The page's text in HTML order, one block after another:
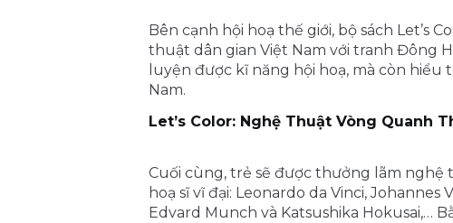
Bên cạnh hội hoạ thế giới, bộ sách Let’s
thuật dân gian Việt Nam với tranh Đông
luyện được kĩ năng hội hoạ, mà còn
Nam.
Let’s Color: Nghệ Thuật Vòng Quanh
Cuối cùng, trẻ sẽ được thưởng lãm
hoạ sĩ vĩ đại: Leonardo da Vinci,
Edvard Munch và Katsushika Hokusai,…